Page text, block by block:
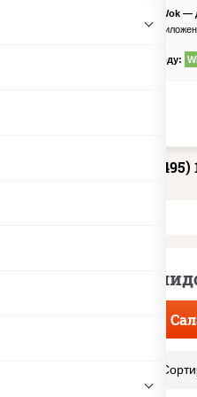
PizzaSushiWok
Скачайте
по промокоду:
+7
Салаты с